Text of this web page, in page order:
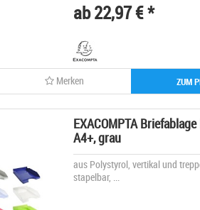
ab 22,97 € *
ZUM
Merken
EXACOMPTA Briefablage
A4+, grau
aus Polystyrol, vertikal und
stapelbar, ...